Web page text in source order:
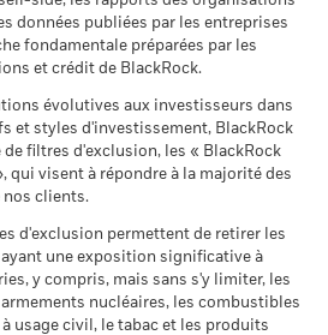
total (%)
référence comparateur 1 (%)
2017 2018 2019 2020 2021
vous pourriez obtenir après
annuel moyen
vous pourriez obtenir après
annuel moyen
vous pourriez obtenir après
annuel moyen
ce que vous pourriez obtenir
extrêmes.
0,00%
0,00%
0,00%
0,00%
I ICAV - Prospectus (English
I ICAV - Prospectus (French
related disclosure - GCSESG-
related disclosure - GCSESG-
données publiées par les entreprises
fondamentale préparées par les
et crédit de BlackRock.
évolutives aux investisseurs dans
et styles d'investissement, BlackRock
de filtres d'exclusion, les « BlackRock
qui visent à répondre à la majorité des
nos clients.
d'exclusion permettent de retirer les
une exposition significative à
y compris, mais sans s'y limiter, les
nucléaires, les combustibles
usage civil, le tabac et les produits